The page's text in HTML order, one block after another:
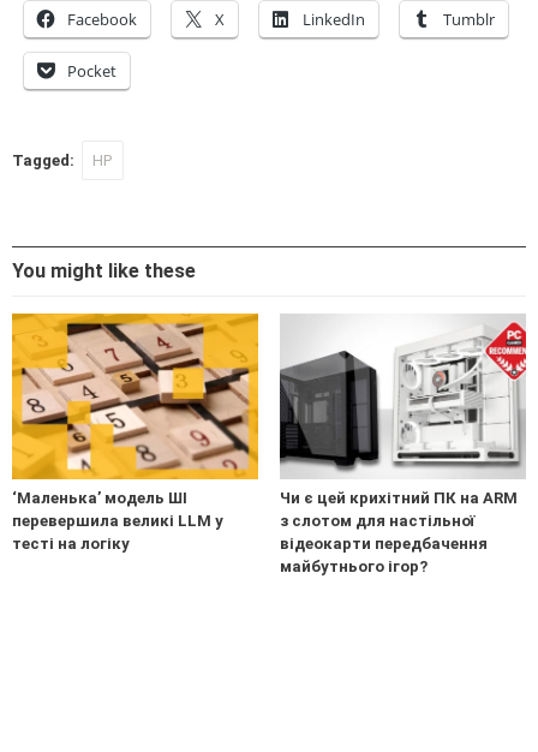
Facebook X LinkedIn Tumblr
Pocket
Tagged: HP
You might like these
‘Маленька’ модель ШІ
перевершила великі LLM у
тесті на логіку
Чи є цей крихітний ПК на ARM
з слотом для настільної
відеокарти передбачення
майбутнього ігор?